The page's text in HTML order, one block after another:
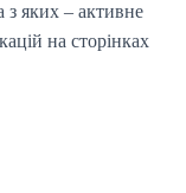
яких – активне
на сторінках